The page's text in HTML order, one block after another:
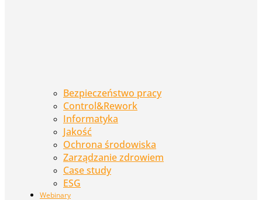
Bezpieczeństwo pracy
Control&Rework
Informatyka
Jakość
Ochrona środowiska
Zarządzanie zdrowiem
Case study
ESG
Webinary